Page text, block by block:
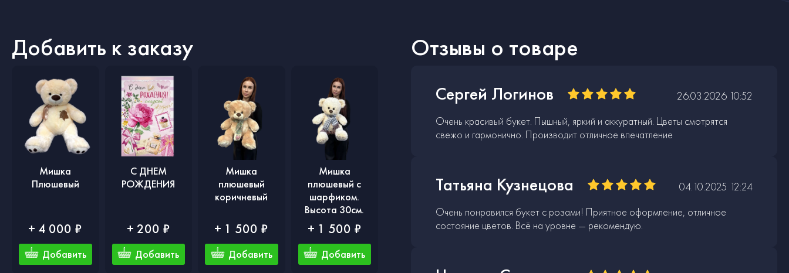
Добавить к заказу
Мишка
Плюшевый
+ 4 000 ₽
Добавить
С ДНЕМ
РОЖДЕНИЯ
+ 200 ₽
Добавить
Мишка
плюшевый
коричневый
+ 1 500 ₽
Добавить
Мишка
плюшевый с
шарфиком.
Высота 30см.
+ 1 500 ₽
Добавить
Отзывы о товаре
Сергей Логинов
26.03.2026 10:52
Очень красивый букет. Пышный, яркий и аккуратный. Цветы смотрятся
свежо и гармонично. Производит отличное впечатление
Татьяна Кузнецова
04.10.2025 12:24
Очень понравился букет с розами! Приятное оформление, отличное
состояние цветов. Всё на уровне — рекомендую.